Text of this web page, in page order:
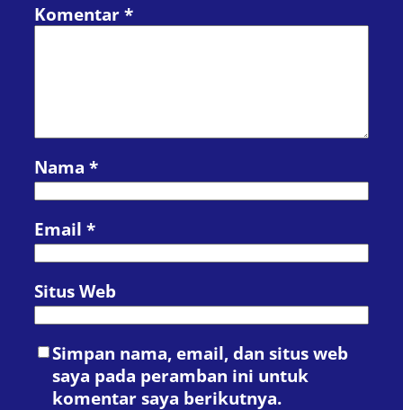
Komentar *
Nama *
Email *
Situs Web
Simpan nama, email, dan situs web
saya pada peramban ini untuk
komentar saya berikutnya.